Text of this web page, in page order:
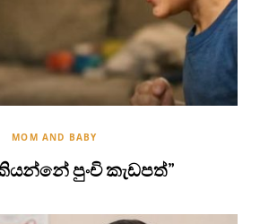
MOM AND BABY
පුංචි කැඩපත්”